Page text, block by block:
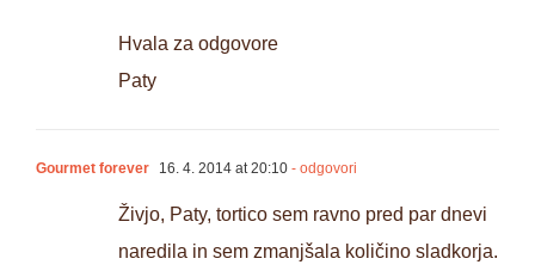
Hvala za odgovore
Paty
Gourmet forever 16. 4. 2014 at 20:10 - odgovori
Živjo, Paty, tortico sem ravno pred par dnevi
naredila in sem zmanjšala količino sladkorja.